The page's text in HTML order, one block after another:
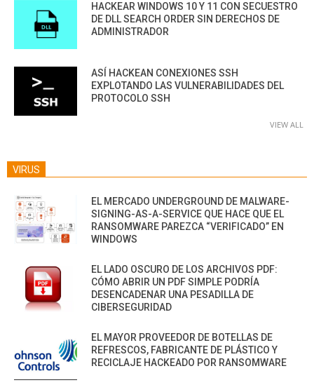
HACKEAR WINDOWS 10 Y 11 CON SECUESTRO
DE DLL SEARCH ORDER SIN DERECHOS DE
ADMINISTRADOR
ASÍ HACKEAN CONEXIONES SSH
EXPLOTANDO LAS VULNERABILIDADES DEL
PROTOCOLO SSH
VIEW ALL
VIRUS
EL MERCADO UNDERGROUND DE MALWARE-
SIGNING-AS-A-SERVICE QUE HACE QUE EL
RANSOMWARE PAREZCA “VERIFICADO” EN
WINDOWS
EL LADO OSCURO DE LOS ARCHIVOS PDF:
CÓMO ABRIR UN PDF SIMPLE PODRÍA
DESENCADENAR UNA PESADILLA DE
CIBERSEGURIDAD
EL MAYOR PROVEEDOR DE BOTELLAS DE
REFRESCOS, FABRICANTE DE PLÁSTICO Y
RECICLAJE HACKEADO POR RANSOMWARE